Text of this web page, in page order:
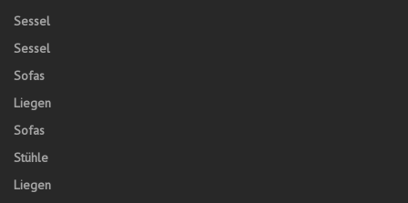
Sessel
Sessel
Sofas
Liegen
Sofas
Stühle
Liegen